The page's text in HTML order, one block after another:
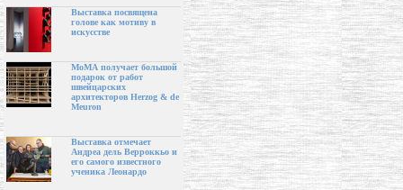
Выставка посвящена
голове как мотиву в
искусстве
МоМА получает большой
подарок от работ
швейцарских
архитекторов Herzog & de
Meuron
Выставка отмечает
Андреа дель Верроккьо и
его самого известного
ученика Леонардо